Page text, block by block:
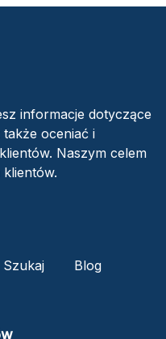
informacje dotyczące
oceniać i
Naszym celem
Szukaj
Blog